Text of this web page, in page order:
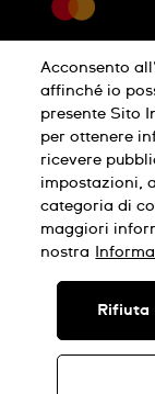
Restituzione
Condizioni
Diritto di
Carriera
Condizioni
© SWATCH AG
Acconsento
affinché io
presente Sito
per ottenere
ricevere
impostazioni,
categoria di
maggiori
nostra